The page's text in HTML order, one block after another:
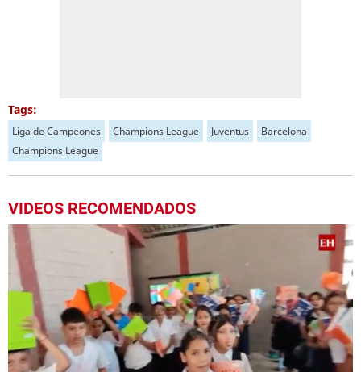
Tags:
Liga de Campeones Champions League Juventus
Barcelona
Champions League
VIDEOS RECOMENDADOS